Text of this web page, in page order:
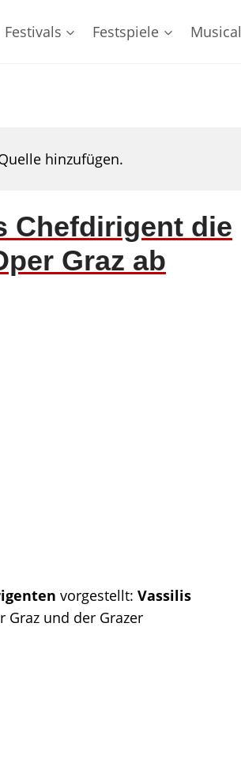
Festivals Festspiele Musical
hinzufügen.
Chefdirigent die
Graz ab
vorgestellt: Vassilis
Graz und der Grazer